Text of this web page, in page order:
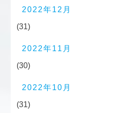
2022年12月
(31)
2022年11月
(30)
2022年10月
(31)